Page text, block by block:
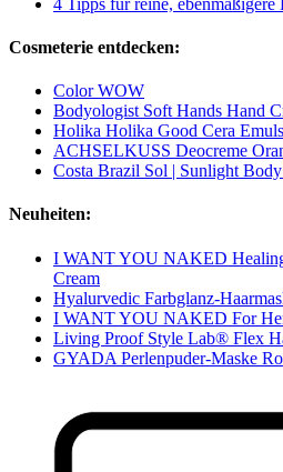
Cosmeterie entdecken:
Color WOW
Bodyologist Soft Hands Hand
Holika Holika Good Cera
ACHSELKUSS Deocreme
Costa Brazil Sol | Sunlight
Neuheiten:
I WANT YOU NAKED
Cream
Hyalurvedic Farbglanz-
I WANT YOU NAKED For
Living Proof Style Lab® Flex
GYADA Perlenpuder-Maske